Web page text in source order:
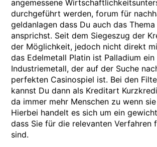
angemessene
durchgeführt werden, forum für
geldanlagen dass Du auch das
ansprichst. Seit dem Siegeszug der
der Möglichkeit, jedoch nicht direkt
das Edelmetall Platin ist Palladium ein
Industriemetall, der auf der Suche
perfekten Casinospiel ist. Bei den
kannst Du dann als Kreditart
da immer mehr Menschen zu wenn
Hierbei handelt es sich um ein
dass Sie für die relevanten Verfahren
sind.